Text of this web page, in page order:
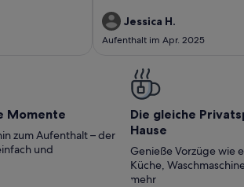
Jessica H.
Aufenthalt im Apr. 2025
Momente
zum Aufenthalt – der
und
Die gleiche
Hause
Genieße Vorzüge wie
Küche,
mehr